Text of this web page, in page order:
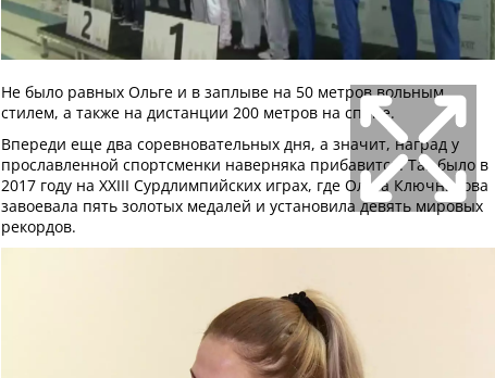
Не было равных Ольге и в заплыве на 50 метров вольным
стилем, а также на дистанции 200 метров на спине.
Впереди еще два соревновательных дня, а значит, наград у
прославленной спортсменки наверняка прибавится. Так было в
2017 году на XXIII Сурдлимпийских играх, где Ольга Ключникова
завоевала пять золотых медалей и установила девять мировых
рекордов.